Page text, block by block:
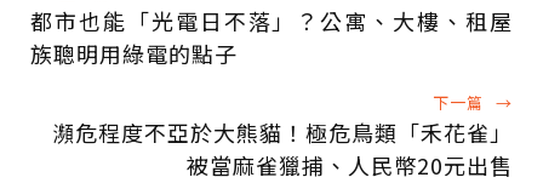
都市也能「光電日不落」？公寓、大樓、租屋
族聰明用綠電的點子
下一篇 →
瀕危程度不亞於大熊貓！極危鳥類「禾花雀」
被當麻雀獵捕、人民幣20元出售